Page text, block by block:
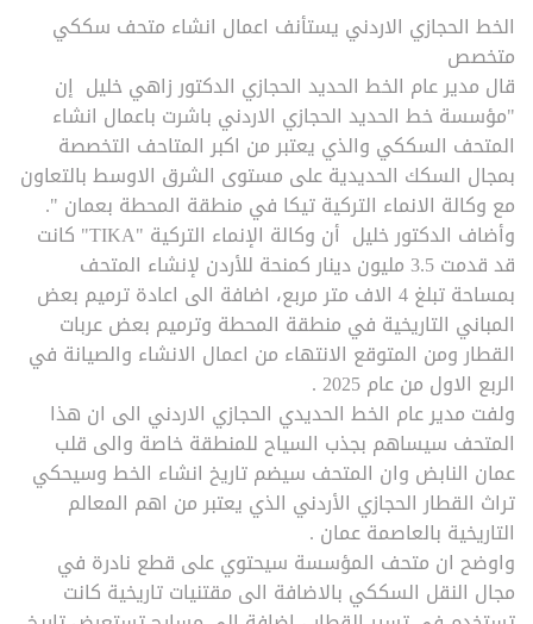
الخط الحجازي الاردني يستأنف اعمال انشاء متحف سككي
متخصص
قال مدير عام الخط الحديد الحجازي الدكتور زاهي خليل إن
"مؤسسة خط الحديد الحجازي الاردني باشرت باعمال انشاء
المتحف السككي والذي يعتبر من اكبر المتاحف التخصصة
بمجال السكك الحديدية على مستوى الشرق الاوسط بالتعاون
مع وكالة الانماء التركية تيكا في منطقة المحطة بعمان ".
وأضاف الدكتور خليل أن وكالة الإنماء التركية "TIKA" كانت
قد قدمت 3.5 مليون دينار كمنحة للأردن لإنشاء المتحف
بمساحة تبلغ 4 الاف متر مربع، اضافة الى اعادة ترميم بعض
المباني التاريخية في منطقة المحطة وترميم بعض عربات
القطار ومن المتوقع الانتهاء من اعمال الانشاء والصيانة في
الربع الاول من عام 2025 .
ولفت مدير عام الخط الحديدي الحجازي الاردني الى ان هذا
المتحف سيساهم بجذب السياح للمنطقة خاصة والى قلب
عمان النابض وان المتحف سيضم تاريخ انشاء الخط وسيحكي
تراث القطار الحجازي الأردني الذي يعتبر من اهم المعالم
التاريخية بالعاصمة عمان .
واوضح ان متحف المؤسسة سيحتوي على قطع نادرة في
مجال النقل السككي بالاضافة الى مقتنيات تاريخية كانت